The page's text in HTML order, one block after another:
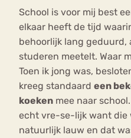
School is voor mij best
elkaar heeft de tijd
behoorlijk lang geduurd,
studeren meetelt. Waar
Toen ik jong was,
kreeg standaard een
koeken mee naar
echt vre-se-lijk want die
natuurlijk lauw en dat